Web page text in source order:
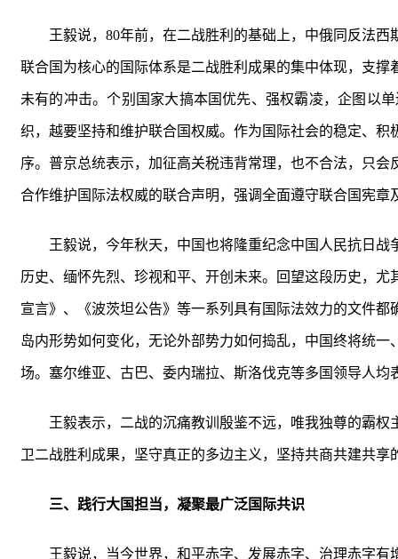
王毅说，80年前，在二战胜利的基础上，中俄同反法
联合国为核心的国际体系是二战胜利成果的集中体现，支
未有的冲击。个别国家大搞本国优先、强权霸凌，企图以
织，越要坚持和维护联合国权威。作为国际社会的稳定、
序。普京总统表示，加征高关税违背常理，也不合法，只
合作维护国际法权威的联合声明，强调全面遵守联合国宪
王毅说，今年秋天，中国也将隆重纪念中国人民抗日
历史、缅怀先烈、珍视和平、开创未来。回望这段历史，
宣言》、《波茨坦公告》等一系列具有国际法效力的文件
岛内形势如何变化，无论外部势力如何捣乱，中国终将统
场。塞尔维亚、古巴、委内瑞拉、斯洛伐克等多国领导人
王毅表示，二战的沉痛教训殷鉴不远，唯我独尊的霸
卫二战胜利成果，坚守真正的多边主义，坚持共商共建共
三、践行大国担当，凝聚最广泛国际共识
王毅说，当今世界，和平赤字、发展赤字、治理赤字